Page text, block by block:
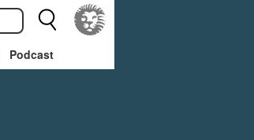
Podcast